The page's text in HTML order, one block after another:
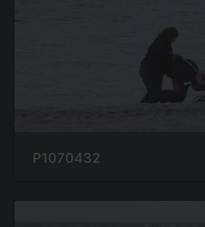
P1070432